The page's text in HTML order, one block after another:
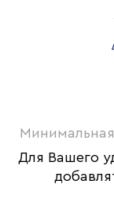
Минимальная
Для Вашего